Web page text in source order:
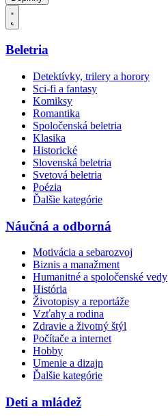
Beletria
Detektívky, trilery a horory
Sci-fi a fantasy
Komiksy
Romantika
Spoločenská beletria
Klasika
Historické
Slovenská beletria
Svetová beletria
Poézia
Ďalšie kategórie
Náučná a odborná
Motivácia a sebarozvoj
Biznis a manažment
Humanitné a spoločenské vedy
História
Životopisy a reportáže
Vzťahy a rodina
Zdravie a životný štýl
Počítače a internet
Hobby
Umenie a dizajn
Ďalšie kategórie
Deti a mládež